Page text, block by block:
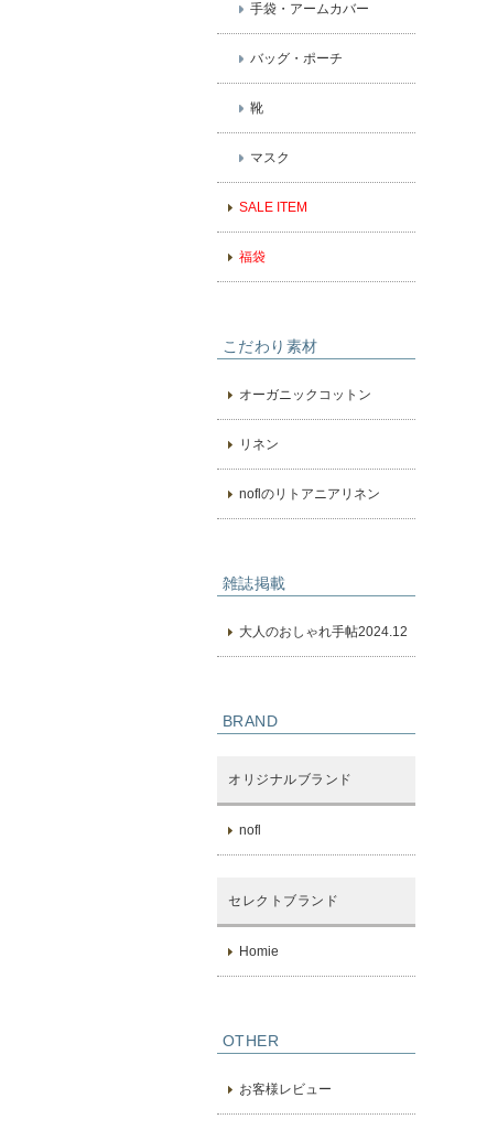
手袋・アームカバー
バッグ・ポーチ
靴
マスク
SALE ITEM
福袋
こだわり素材
オーガニックコットン
リネン
noflのリトアニアリネン
雑誌掲載
大人のおしゃれ手帖2024.12
BRAND
オリジナルブランド
nofl
セレクトブランド
Homie
OTHER
お客様レビュー